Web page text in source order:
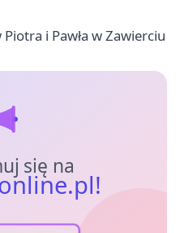
i Pawła w Zawierciu
się na